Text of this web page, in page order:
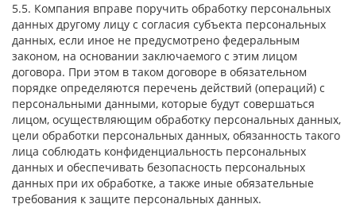
5.5. Компания вправе поручить обработку персональных
данных другому лицу с согласия субъекта персональных
данных, если иное не предусмотрено федеральным
законом, на основании заключаемого с этим лицом
договора. При этом в таком договоре в обязательном
порядке определяются перечень действий (операций) с
персональными данными, которые будут совершаться
лицом, осуществляющим обработку персональных данных,
цели обработки персональных данных, обязанность такого
лица соблюдать конфиденциальность персональных
данных и обеспечивать безопасность персональных
данных при их обработке, а также иные обязательные
требования к защите персональных данных.